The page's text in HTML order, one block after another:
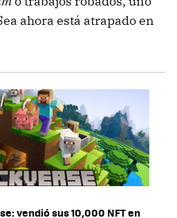
ahora está atrapado en
vendió sus 10,000 NFT en